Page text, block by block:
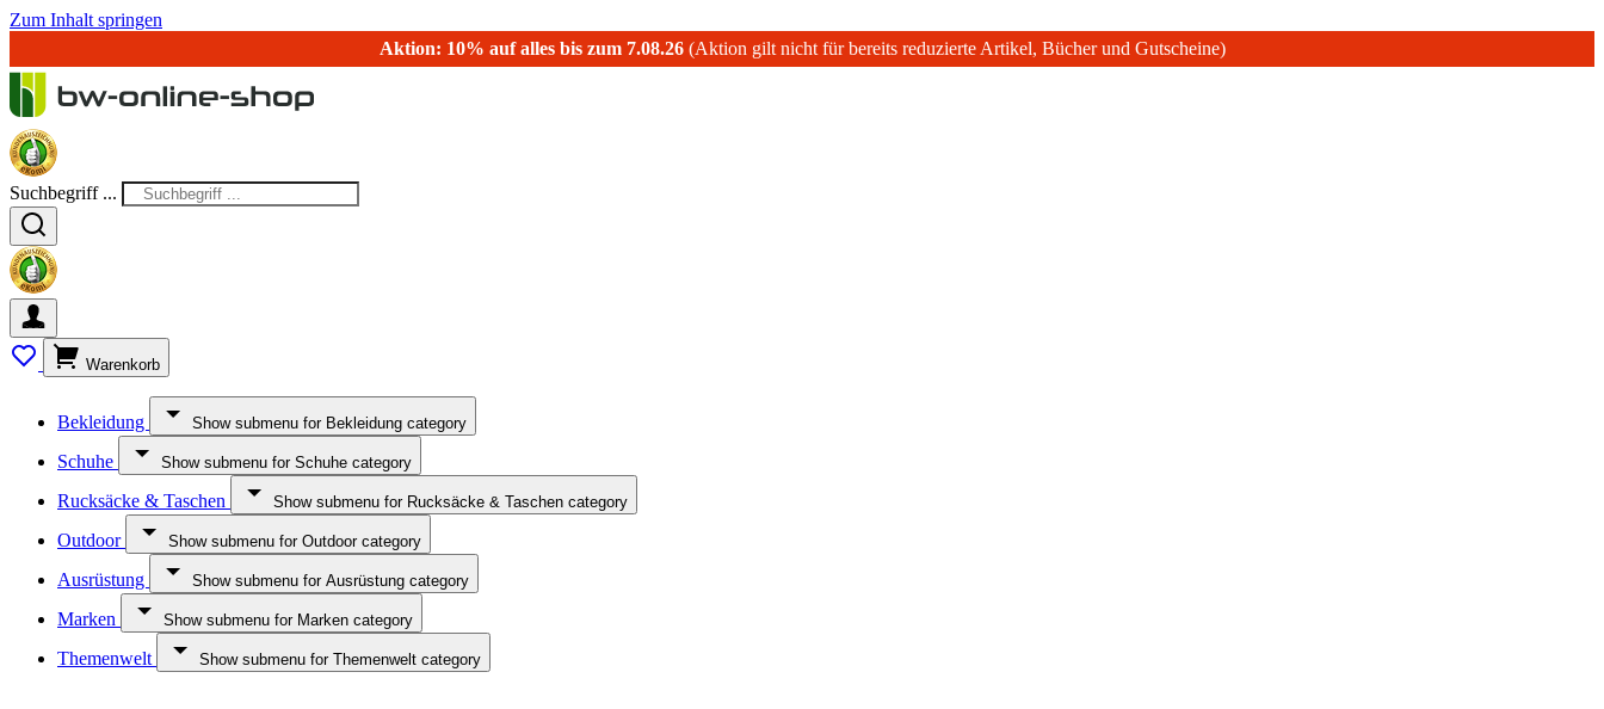
Zum Inhalt springen
Aktion: 10% auf alles bis zum 7.08.26(Aktion gilt nicht für bereits reduzierte Artikel, Bücher und Gutscheine)
Suchbegriff ...
Warenkorb
Bekleidung Show submenu for Bekleidung category
Schuhe Show submenu for Schuhe category
Rucksäcke & Taschen Show submenu for Rucksäcke & Taschen category
Outdoor Show submenu for Outdoor category
Ausrüstung Show submenu for Ausrüstung category
Marken Show submenu for Marken category
Themenwelt Show submenu for Themenwelt category